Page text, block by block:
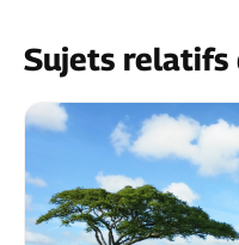
Sujets relatifs